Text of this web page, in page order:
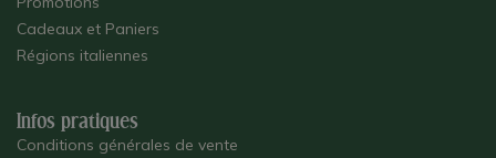
Cadeaux et Paniers
Régions italiennes
Infos pratiques
Conditions générales de vente